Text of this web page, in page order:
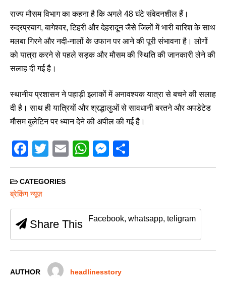
राज्य मौसम विभाग का कहना है कि अगले 48 घंटे संवेदनशील हैं।
रुद्रप्रयाग, बागेश्वर, टिहरी और देहरादून जैसे जिलों में भारी बारिश के साथ
मलबा गिरने और नदी-नालों के उफान पर आने की पूरी संभावना है। लोगों
को यात्रा करने से पहले सड़क और मौसम की स्थिति की जानकारी लेने की
सलाह दी गई है।
स्थानीय प्रशासन ने पहाड़ी इलाकों में अनावश्यक यात्रा से बचने की सलाह
दी है। साथ ही यात्रियों और श्रद्धालुओं से सावधानी बरतने और अपडेटेड
मौसम बुलेटिन पर ध्यान देने की अपील की गई है।
F
a
c
e
b
o
o
T
wi
tt
E
m
W
h
A
p
M
e
n
er
h
CATEGORIES
ब्रेकिंग न्यूज़
Share This Facebook, whatsapp, teligram
AUTHOR headlinesstory